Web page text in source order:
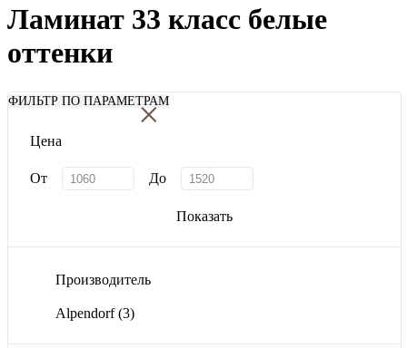
Ламинат 33 класс белые
оттенки
ФИЛЬТР ПО ПАРАМЕТРАМ
×
Цена
От До
Показать
Производитель
Alpendorf(3)